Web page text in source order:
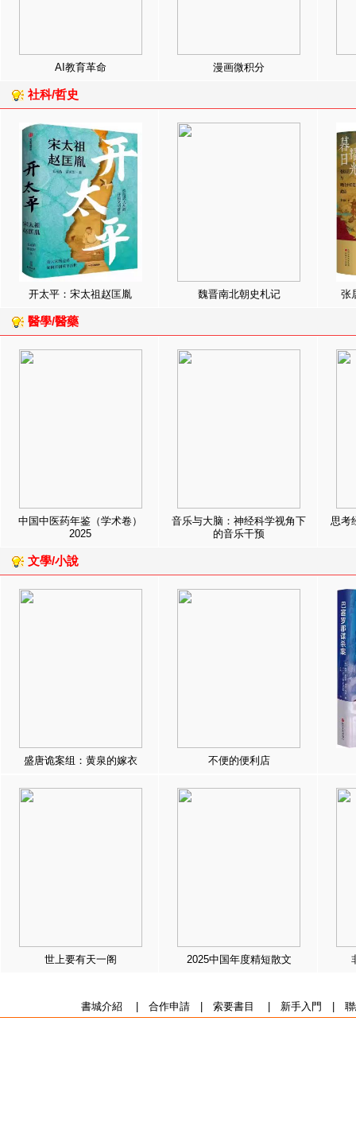
AI教育革命 漫画微积分
社科/哲史
开太平：宋太祖赵匡胤 魏晋南北朝史札记 张
醫學/醫藥
中国中医药年鉴（学术卷）
2025
音乐与大脑：神经科学视角下
的音乐干预
思考
文學/小說
盛唐诡案组：黄泉的嫁衣 不便的便利店
世上要有天一阁 2025中国年度精短散文
書城介紹 合作申請| 索要書目 新手入門